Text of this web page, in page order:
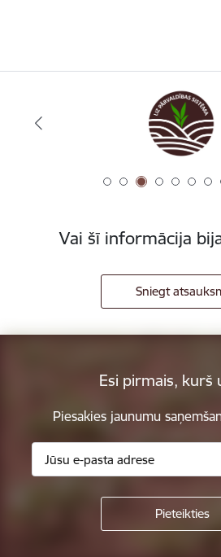
Vai šī informācija
Sniegt
Esi pirmais, kurš
Piesakies jaunumu